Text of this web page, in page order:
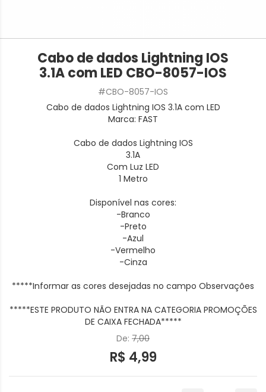
Cabo de dados Lightning IOS
3.1A com LED CBO-8057-IOS
#CBO-8057-IOS
Cabo de dados Lightning IOS 3.1A com LED
Marca: FAST
Cabo de dados Lightning IOS
3.1A
Com Luz LED
1 Metro
Disponível nas cores:
-Branco
-Preto
-Azul
-Vermelho
-Cinza
*****Informar as cores desejadas no campo Observações
*****ESTE PRODUTO NÃO ENTRA NA CATEGORIA PROMOÇÕES
DE CAIXA FECHADA*****
De: 7,00
R$ 4,99